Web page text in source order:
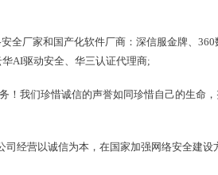
全厂家和国产化软件厂商：深信服金牌、
AI驱动安全、华三认证代理商;
！我们珍惜诚信的声誉如同珍惜自己的生命
司经营以诚信为本，在国家加强网络安全建